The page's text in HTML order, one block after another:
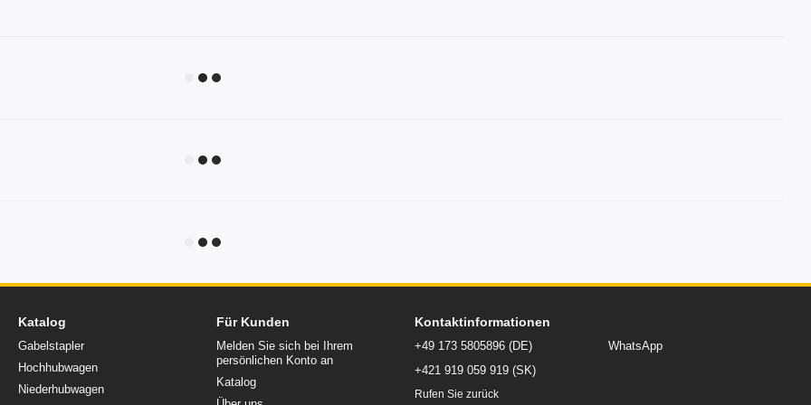
Katalog
Gabelstapler
Hochhubwagen
Niederhubwagen
Für Kunden
Melden Sie sich bei Ihrem
persönlichen Konto an
Katalog
Kontaktinformationen
+49 173 5805896 (DE)
+421 919 059 919 (SK)
Rufen Sie zurück
WhatsApp